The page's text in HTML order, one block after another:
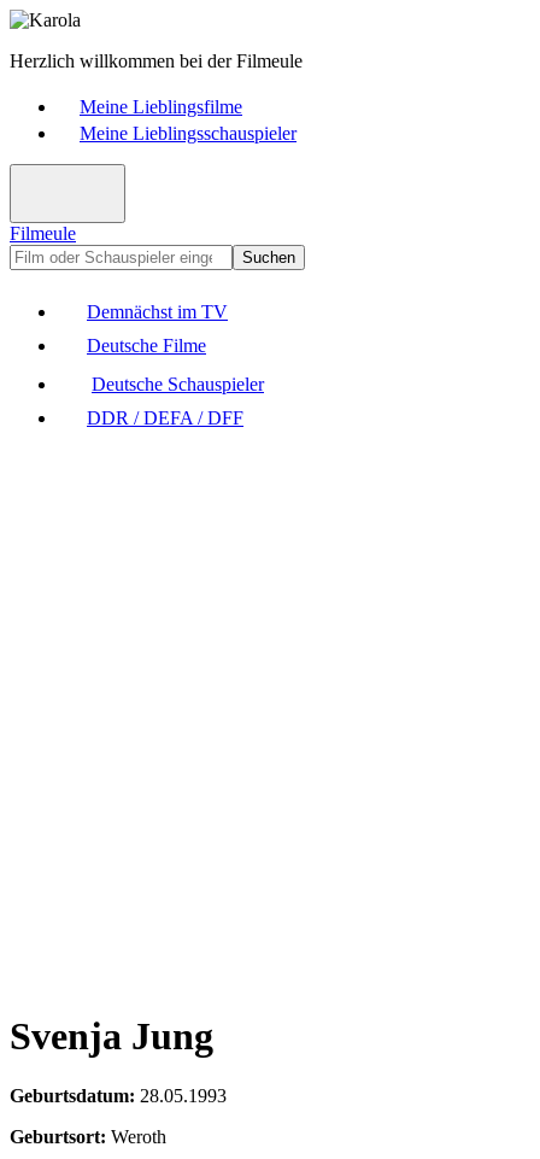
Herzlich willkommen bei der Filmeule
Meine Lieblingsfilme
Meine Lieblingsschauspieler
Filmeule
Suchen
Demnächst im TV
Deutsche Filme
Deutsche Schauspieler
DDR / DEFA / DFF
Svenja Jung
Geburtsdatum: 28.05.1993
Geburtsort: Weroth